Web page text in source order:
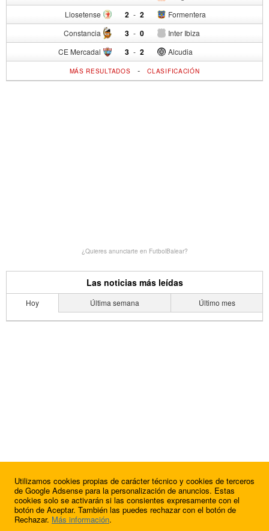
Llosetense 2 - Formentera
2
Constancia 3 - Inter Ibiza
0
CE Mercadal 3 - Alcudia
2
MÁS RESULTADOS -CLASIFICACIÓN
¿Quieres anunciarte en FutbolBalear?
Las noticias más leídas
Hoy Última semana Último mes
Utilizamos cookies propias de carácter técnico y cookies de terceros
de Google Adsense para la personalización de anuncios. Estas
cookies solo se activarán si las consientes expresamente con el
botón de Aceptar. También las puedes rechazar con el botón de
Rechazar. Más información.